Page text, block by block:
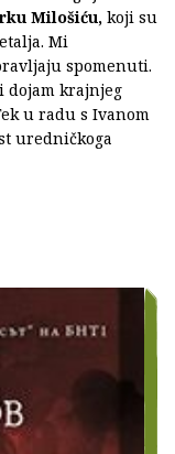
Milošiću, koji su
Mi
spomenuti.
dojam krajnjeg
u radu s Ivanom
uredničkoga